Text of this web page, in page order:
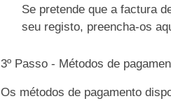
Se pretende que a factura
seu registo, preencha-os
3º Passo - Métodos de
Os métodos de pagamento